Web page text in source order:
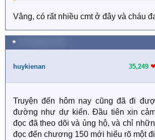
của bác, vì bác nói không lại mà
người ta không lễ phép, bác có
Mong bác có thể cho một vài lời bày tỏ
Vâng, có rất nhiều cmt ở đây và cháu
★
huykienan 35,249
Truyện đến hôm nay cũng đã đi
đường như dự kiến. Đầu tiên xin
đọc đã theo dõi và ủng hộ, và chỉ
đọc đến chương 150 mới hiểu rõ một